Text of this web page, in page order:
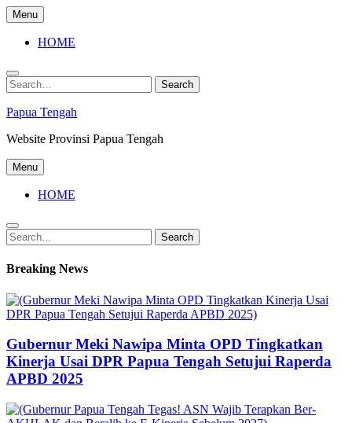
Skip
to
content
Menu
HOME
Search
for:
Search
Papua Tengah
Website Provinsi Papua Tengah
Menu
HOME
Search
for:
Search
Breaking News
Gubernur Meki Nawipa Minta OPD Tingkatkan
Kinerja Usai DPR Papua Tengah Setujui Raperda
APBD 2025